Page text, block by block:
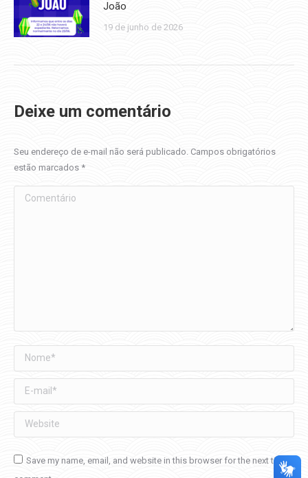
João
19 de junho de 2026
Deixe um comentário
Seu endereço de e-mail não será publicado. Campos obrigatórios
estão marcados *
Comentário
Nome *
E-mail *
Website
Save my name, email, and website in this browser for the next time I